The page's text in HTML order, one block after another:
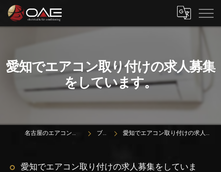
愛知でエアコン取り付けの求人募集
をしています。
名古屋のエアコンは株式会社OAE ブログ 愛知でエアコン取り付けの求人募集をしています。
愛知でエアコン取り付けの求人募集をしていま